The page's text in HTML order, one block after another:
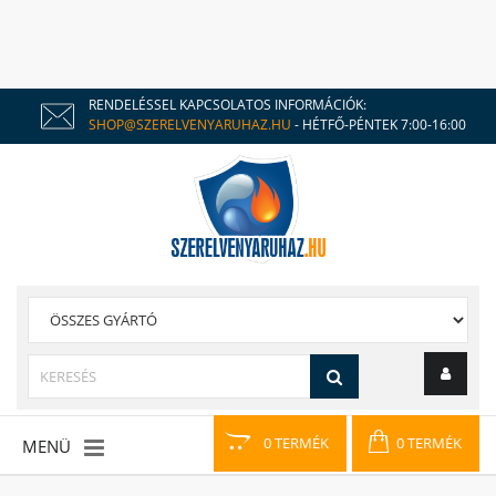
RENDELÉSSEL KAPCSOLATOS INFORMÁCIÓK:
SHOP@SZERELVENYARUHAZ.HU - HÉTFŐ-PÉNTEK 7:00-16:00
0 TERMÉK 0 TERMÉK
MENÜ